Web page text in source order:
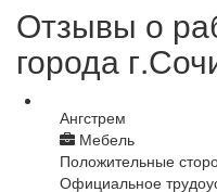
Отзывы о
города
Ангстрем
Мебель
Положительные
Официальное